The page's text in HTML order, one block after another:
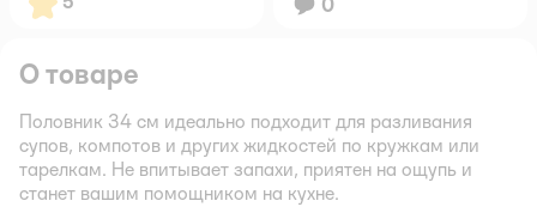
О товаре
Половник 34 см идеально подходит для разливания
супов, компотов и других жидкостей по кружкам или
тарелкам. Не впитывает запахи, приятен на ощупь и
станет вашим помощником на кухне.